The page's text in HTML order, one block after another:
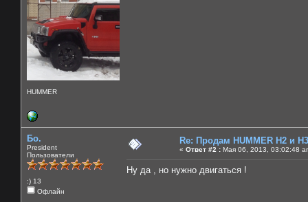
HUMMER
Бо.
President
Пользователи
:) 13
Офлайн
Re: Продам HUMMER H2 и H3
« Ответ #2 : Мая 06, 2013, 03:02:48
Ну да , но нужно двигаться !